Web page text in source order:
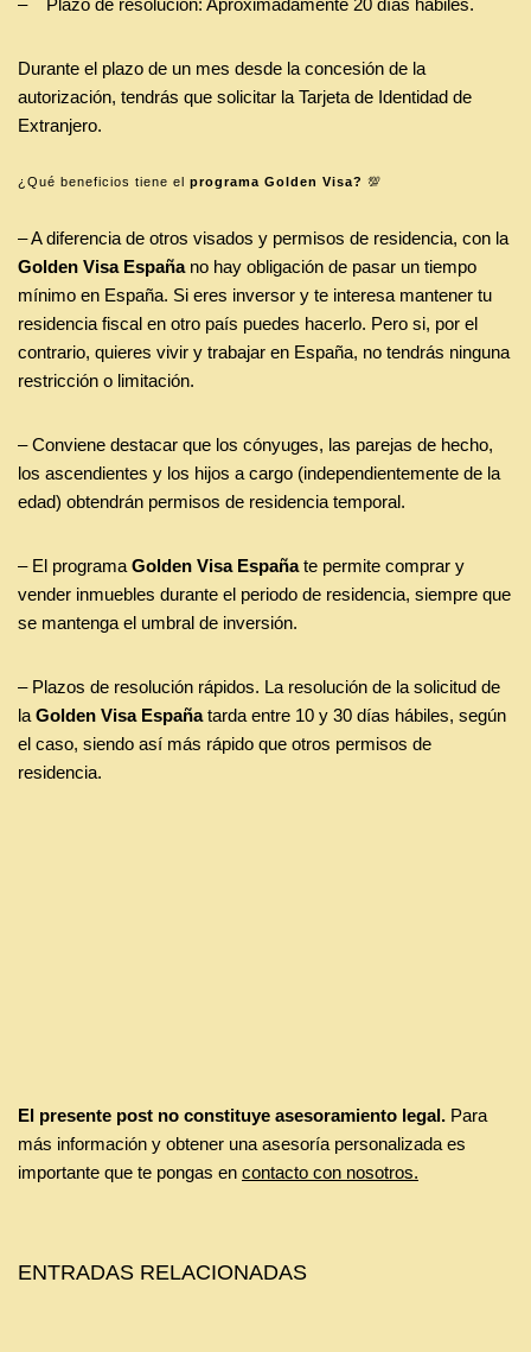
– Plazo de resolución: Aproximadamente 20 días hábiles.
Durante el plazo de un mes desde la concesión de la
autorización, tendrás que solicitar la Tarjeta de Identidad de
Extranjero.
¿Qué beneficios tiene el programa Golden Visa? 💯
– A diferencia de otros visados y permisos de residencia, con la
Golden Visa España no hay obligación de pasar un tiempo
mínimo en España. Si eres inversor y te interesa mantener tu
residencia fiscal en otro país puedes hacerlo. Pero si, por el
contrario, quieres vivir y trabajar en España, no tendrás ninguna
restricción o limitación.
– Conviene destacar que los cónyuges, las parejas de hecho,
los ascendientes y los hijos a cargo (independientemente de la
edad) obtendrán permisos de residencia temporal.
– El programa Golden Visa Españate permite comprar y
vender inmuebles durante el periodo de residencia, siempre que
se mantenga el umbral de inversión.
– Plazos de resolución rápidos. La resolución de la solicitud de
la Golden Visa Españatarda entre 10 y 30 días hábiles, según
el caso, siendo así más rápido que otros permisos de
residencia.
El presente post no constituye asesoramiento legal. Para
más información y obtener una asesoría personalizada es
importante que te pongas en contacto con nosotros.
ENTRADAS RELACIONADAS